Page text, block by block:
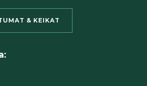
& KEIKAT